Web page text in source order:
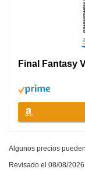
Final Fantasy
Algunos precios
Revisado el 08/08/2026